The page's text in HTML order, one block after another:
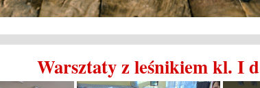
Warsztaty z leśnikiem kl. I d